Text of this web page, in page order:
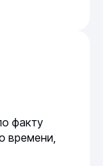
факту
времени,